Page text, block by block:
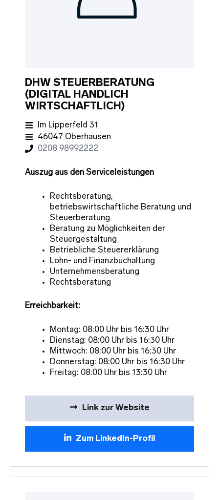
DHW STEUERBERATUNG
(DIGITAL HANDLICH
WIRTSCHAFTLICH)
Im Lipperfeld 31
46047 Oberhausen
0208 98992222
Auszug aus den Serviceleistungen
Rechtsberatung,
betriebswirtschaftliche Beratung und
Steuerberatung
Beratung zu Möglichkeiten der
Steuergestaltung
Betriebliche Steuererklärung
Lohn- und Finanzbuchaltung
Unternehmensberatung
Rechtsberatung
Erreichbarkeit:
Montag: 08:00 Uhr bis 16:30 Uhr
Dienstag: 08:00 Uhr bis 16:30 Uhr
Mittwoch: 08:00 Uhr bis 16:30 Uhr
Donnerstag: 08:00 Uhr bis 16:30 Uhr
Freitag: 08:00 Uhr bis 13:30 Uhr
Link zur Website
Zum LinkedIn-Profil